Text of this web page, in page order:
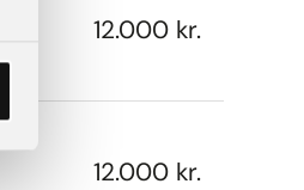
12.000 kr.
12.000 kr.